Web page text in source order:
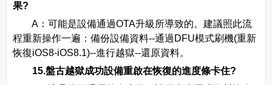
果?
A：可能是設備通過OTA升級所導致的。建議照此流
程重新操作一遍：備份設備資料--通過DFU模式刷機(重新
恢復iOS8-iOS8.1)--進行越獄--還原資料。
15.盤古越獄成功設備重啟在恢復的進度條卡住?